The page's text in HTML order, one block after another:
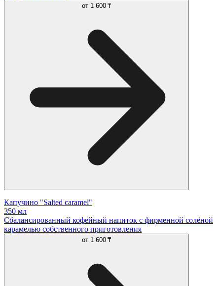
от 1 600 ₸
Капучино "Salted caramel"
350 мл
Сбалансированный кофейный напиток с фирменной солёной
карамелью собственного приготовления
от 1 600 ₸